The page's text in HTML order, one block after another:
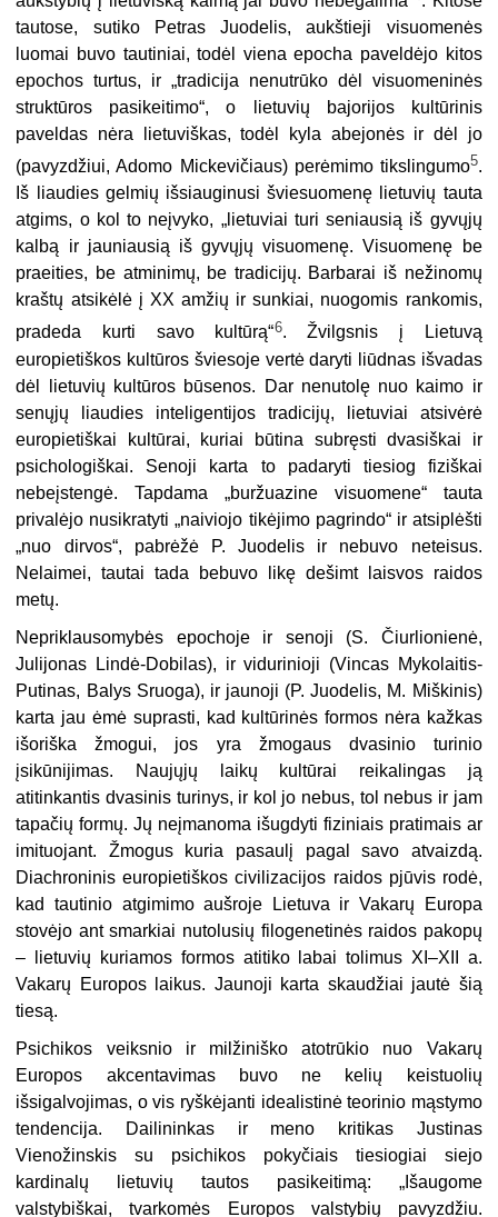
tautose, sutiko Petras Juodelis, aukštieji visuomenės
luomai buvo tautiniai, todėl viena epocha paveldėjo kitos
epochos turtus, ir „tradicija nenutrūko dėl visuomeninės
struktūros pasikeitimo“, o lietuvių bajorijos kultūrinis
paveldas nėra lietuviškas, todėl kyla abejonės ir dėl jo
(pavyzdžiui, Adomo Mickevičiaus) perėmimo tikslingumo5.
Iš liaudies gelmių išsiauginusi šviesuomenę lietuvių tauta
atgims, o kol to neįvyko, „lietuviai turi seniausią iš gyvųjų
kalbą ir jauniausią iš gyvųjų visuomenę. Visuomenę be
praeities, be atminimų, be tradicijų. Barbarai iš nežinomų
kraštų atsikėlė į XX amžių ir sunkiai, nuogomis rankomis,
pradeda kurti savo kultūrą“6. Žvilgsnis į Lietuvą
europietiškos kultūros šviesoje vertė daryti liūdnas išvadas
dėl lietuvių kultūros būsenos. Dar nenutolę nuo kaimo ir
senųjų liaudies inteligentijos tradicijų, lietuviai atsivėrė
europietiškai kultūrai, kuriai būtina subręsti dvasiškai ir
psichologiškai. Senoji karta to padaryti tiesiog fiziškai
nebeįstengė. Tapdama „buržuazine visuomene“ tauta
privalėjo nusikratyti „naiviojo tikėjimo pagrindo“ ir atsiplėšti
„nuo dirvos“, pabrėžė P. Juodelis ir nebuvo neteisus.
Nelaimei, tautai tada bebuvo likę dešimt laisvos raidos
metų.
Nepriklausomybės epochoje ir senoji (S. Čiurlionienė,
Julijonas Lindė-Dobilas), ir vidurinioji (Vincas Mykolaitis-
Putinas, Balys Sruoga), ir jaunoji (P. Juodelis, M. Miškinis)
karta jau ėmė suprasti, kad kultūrinės formos nėra kažkas
išoriška žmogui, jos yra žmogaus dvasinio turinio
įsikūnijimas. Naujųjų laikų kultūrai reikalingas ją
atitinkantis dvasinis turinys, ir kol jo nebus, tol nebus ir jam
tapačių formų. Jų neįmanoma išugdyti fiziniais pratimais ar
imituojant. Žmogus kuria pasaulį pagal savo atvaizdą.
Diachroninis europietiškos civilizacijos raidos pjūvis rodė,
kad tautinio atgimimo aušroje Lietuva ir Vakarų Europa
stovėjo ant smarkiai nutolusių filogenetinės raidos pakopų
– lietuvių kuriamos formos atitiko labai tolimus XI–XII a.
Vakarų Europos laikus. Jaunoji karta skaudžiai jautė šią
tiesą.
Psichikos veiksnio ir milžiniško atotrūkio nuo Vakarų
Europos akcentavimas buvo ne kelių keistuolių
išsigalvojimas, o vis ryškėjanti idealistinė teorinio mąstymo
tendencija. Dailininkas ir meno kritikas Justinas
Vienožinskis su psichikos pokyčiais tiesiogiai siejo
kardinalų lietuvių tautos pasikeitimą: „Išaugome
valstybiškai, tvarkomės Europos valstybių pavyzdžiu.